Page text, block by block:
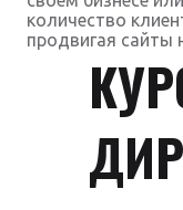
количество
продвигая сайты